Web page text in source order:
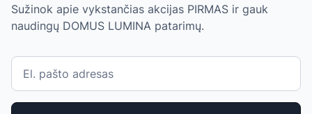
Sužinok apie vykstančias akcijas PIRMAS ir gauk
naudingų DOMUS LUMINA patarimų.